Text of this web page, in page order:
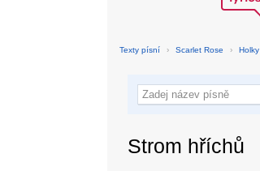
Texty písní › Scarlet Rose › Holky
Strom hříchů